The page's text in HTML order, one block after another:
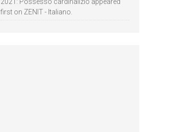
first on ZENIT - Italiano.